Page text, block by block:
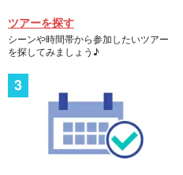
ツアーを探す
シーンや時間帯から参加したいツアー
を探してみましょう♪